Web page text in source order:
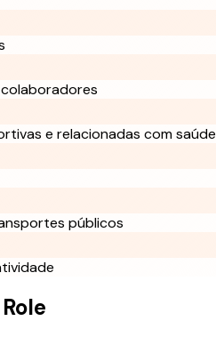
e relacionadas com saúde
públicos